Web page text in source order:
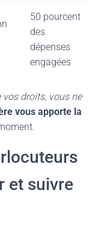
50 pourcent
des
dépenses
engagées
droits, vous ne
vous apporte la
et suivre